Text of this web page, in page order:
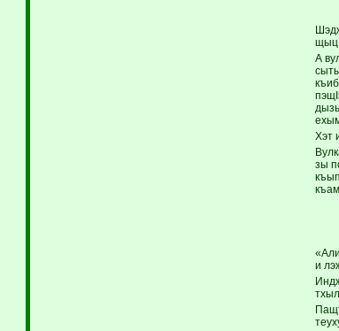
А
Хэт
зы
и